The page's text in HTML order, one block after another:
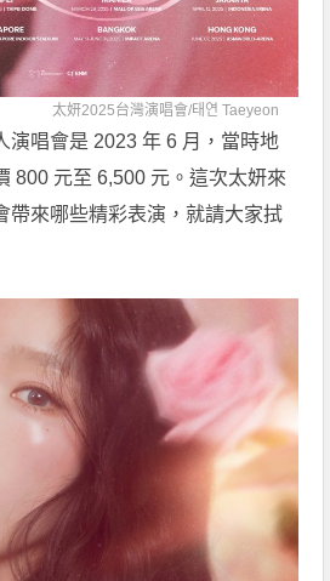
太妍2025台灣演唱會/태연 Taeyeon
演唱會是 2023 年 6 月，當時地
800 元至 6,500 元。這次太妍來
帶來哪些精彩表演，就請大家拭